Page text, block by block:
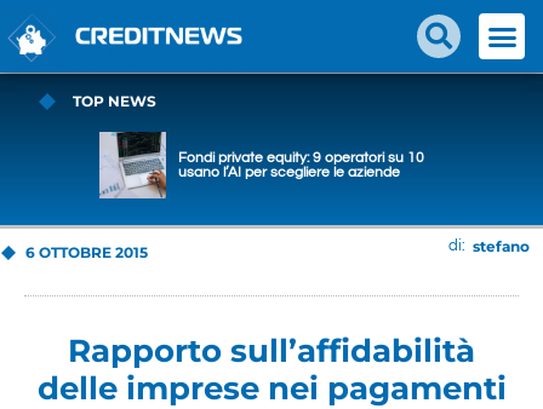
TOP NEWS
Fondi private equity: 9 operatori su 10
usano l’AI per scegliere le aziende
6 OTTOBRE 2015 di: stefano
Rapporto sull’affidabilità
delle imprese nei pagamenti